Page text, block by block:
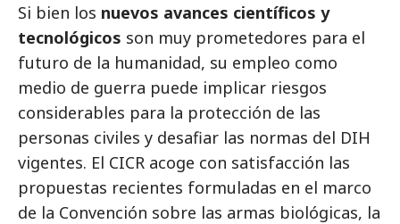
Si bien los nuevos avances científicos y
tecnológicos son muy prometedores para el
futuro de la humanidad, su empleo como
medio de guerra puede implicar riesgos
considerables para la protección de las
personas civiles y desafiar las normas del DIH
vigentes. El CICR acoge con satisfacción las
propuestas recientes formuladas en el marco
de la Convención sobre las armas biológicas, la